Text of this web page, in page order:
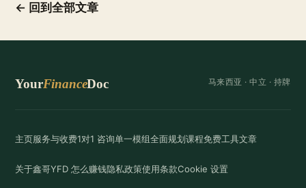
← 回到全部文章
YourFinanceDoc 马来西亚 ·中立 · 持牌
主页服务与收费1对1 咨询单一模组全面规划课程免费工具文章
关于鑫哥YFD 怎么赚钱隐私政策使用条款Cookie 设置